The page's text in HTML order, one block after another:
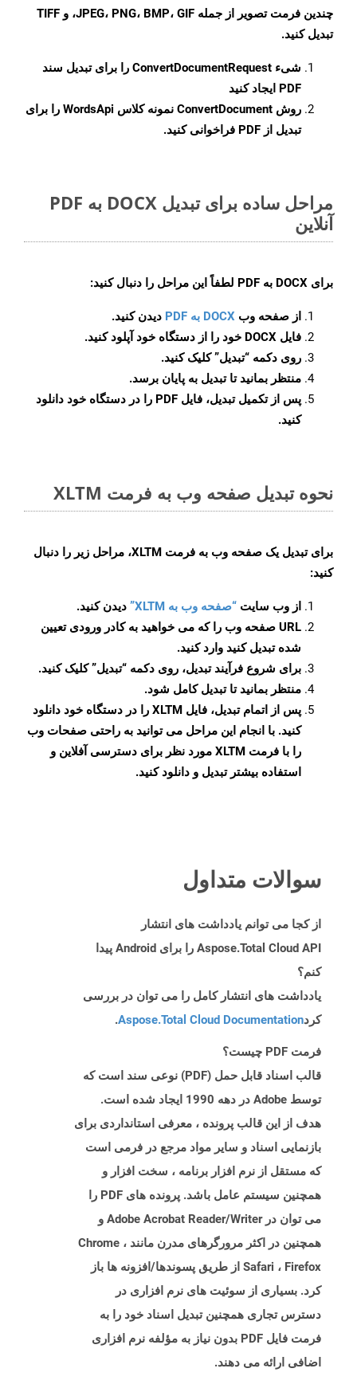
چندین فرمت تصویر از جمله JPEG، PNG، BMP، GIF، و TIFF
تبدیل کنید.
شیء ConvertDocumentRequest را برای تبدیل سند
PDF ایجاد کنید
روش ConvertDocument
نمونه کلاس WordsApi را برای
تبدیل از PDF فراخوانی کنید.
مراحل ساده برای تبدیل DOCX به PDF
آنلاین
برای DOCX به PDF لطفاً این مراحل را دنبال کنید:
از صفحه وب DOCX به PDF
دیدن کنید.
فایل DOCX خود را از دستگاه خود آپلود کنید.
روی دکمه “تبدیل”کلیک کنید.
منتظر بمانید تا تبدیل به پایان برسد.
پس از تکمیل تبدیل، فایل PDF را در دستگاه خود دانلود
کنید.
نحوه تبدیل صفحه وب به فرمت XLTM
برای تبدیل یک صفحه وب به فرمت XLTM، مراحل زیر را دنبال
کنید:
از وب سایت “صفحه وب به XLTM”
دیدن کنید.
URL صفحه وب را که می خواهید به کادر ورودی تعیین
شده تبدیل کنید وارد کنید.
برای شروع فرآیند تبدیل، روی دکمه “تبدیل” کلیک کنید.
منتظر بمانید تا تبدیل کامل شود.
پس از اتمام تبدیل، فایل XLTM را در دستگاه خود دانلود
کنید. با انجام این مراحل می توانید به راحتی صفحات وب
را با فرمت XLTM مورد نظر برای دسترسی آفلاین و
استفاده بیشتر تبدیل و دانلود کنید.
سوالات متداول
از کجا می توانم یادداشت های انتشار
Aspose.Total Cloud API را برای Android پیدا
کنم؟
یادداشت های انتشار کامل را می توان در بررسی
کردAspose.Total Cloud Documentation
.
فرمت PDF چیست؟
قالب اسناد قابل حمل (PDF) نوعی سند است که
توسط Adobe در دهه 1990 ایجاد شده است.
هدف از این قالب پرونده ، معرفی استانداردی برای
بازنمایی اسناد و سایر مواد مرجع در فرمی است
که مستقل از نرم افزار برنامه ، سخت افزار و
همچنین سیستم عامل باشد. پرونده های PDF را
می توان در Adobe Acrobat Reader/Writer و
همچنین در اکثر مرورگرهای مدرن مانند Chrome ،
Safari ، Firefox از طریق پسوندها/افزونه ها باز
کرد. بسیاری از سوئیت های نرم افزاری در
دسترس تجاری همچنین تبدیل اسناد خود را به
فرمت فایل PDF بدون نیاز به مؤلفه نرم افزاری
اضافی ارائه می دهند.